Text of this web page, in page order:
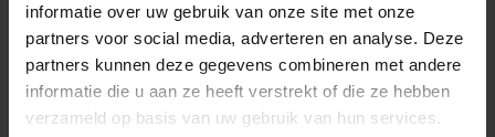
informatie over uw gebruik van onze site met onze
partners voor social media, adverteren en analyse. Deze
partners kunnen deze gegevens combineren met andere
informatie die u aan ze heeft verstrekt of die ze hebben
verzameld op basis van uw gebruik van hun services.
Naam
E-mail*